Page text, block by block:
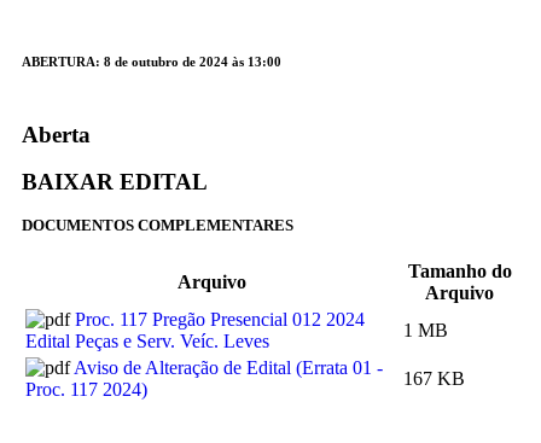
ABERTURA: 8 de outubro de 2024 às 13:00
Aberta
BAIXAR EDITAL
DOCUMENTOS COMPLEMENTARES
Arquivo
Tamanho do
Arquivo
Proc. 117 Pregão Presencial 012 2024
Edital Peças e Serv. Veíc. Leves
1 MB
Aviso de Alteração de Edital (Errata 01 -
Proc. 117 2024)
167 KB